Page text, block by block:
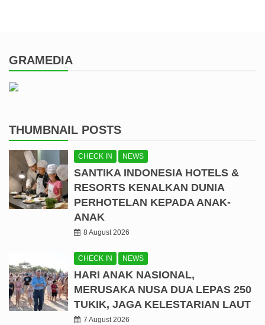
GRAMEDIA
THUMBNAIL POSTS
CHECK IN NEWS
SANTIKA INDONESIA HOTELS &
RESORTS KENALKAN DUNIA
PERHOTELAN KEPADA ANAK-
ANAK
8 August 2026
CHECK IN NEWS
HARI ANAK NASIONAL,
MERUSAKA NUSA DUA LEPAS 250
TUKIK, JAGA KELESTARIAN LAUT
7 August 2026